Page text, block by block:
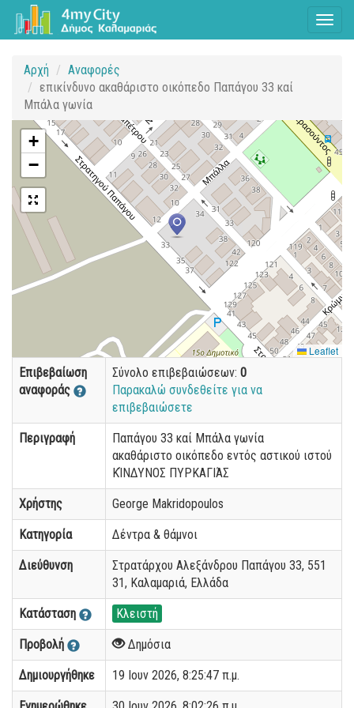
Αρχή
Αναφορές
επικίνδυνο ακαθάριστο οικόπεδο Παπάγου 33 καί
Μπάλα γωνία
+
−
Leaflet
Επιβεβαίωση
αναφοράς
Σύνολο επιβεβαιώσεων: 0
Παρακαλώ συνδεθείτε για να
επιβεβαιώσετε
Περιγραφή
Παπάγου 33 καί Μπάλα γωνία
ακαθάριστο οικόπεδο εντός αστικού ιστού
ΚΊΝΔΥΝΟΣ ΠΥΡΚΑΓΙΆΣ
Χρήστης George Makridopoulos
Κατηγορία Δέντρα & θάμνοι
Διεύθυνση
Στρατάρχου Αλεξάνδρου Παπάγου 33, 551
31, Καλαμαριά, Ελλάδα
Κατάσταση Κλειστή
Προβολή Δημόσια
Δημιουργήθηκε 19 Ιουν 2026, 8:25:47 π.μ.